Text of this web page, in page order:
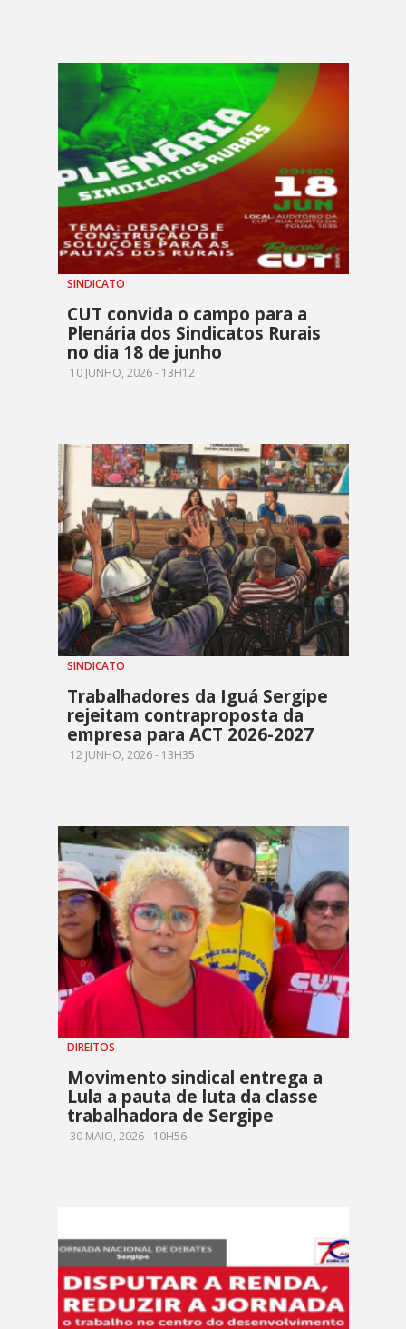
SINDICATO
CUT convida o campo para a
Plenária dos Sindicatos Rurais
no dia 18 de junho
10 JUNHO, 2026 - 13H12
SINDICATO
Trabalhadores da Iguá Sergipe
rejeitam contraproposta da
empresa para ACT 2026-2027
12 JUNHO, 2026 - 13H35
DIREITOS
Movimento sindical entrega a
Lula a pauta de luta da classe
trabalhadora de Sergipe
30 MAIO, 2026 - 10H56